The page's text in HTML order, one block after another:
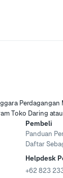
Perdagangan
Toko Daring atau
Pembeli
Panduan
Daftar
Helpdesk
+62 823